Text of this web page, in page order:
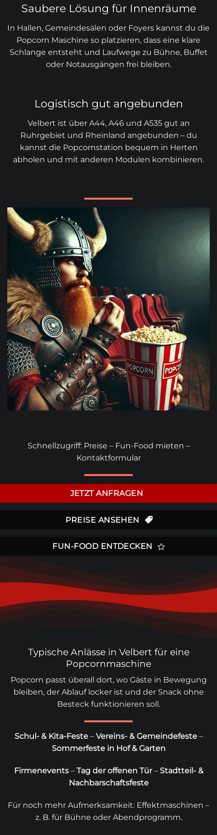
Saubere Lösung für Innenräume
In Hallen, Gemeindesälen oder Foyers kannst du die
Popcorn Maschine so platzieren, dass eine klare
Schlange entsteht und Laufwege zu Bühne, Buffet
oder Notausgängen frei bleiben.
Logistisch gut angebunden
Velbert ist über A44, A46 und A535 gut an
Ruhrgebiet und Rheinland angebunden – du
kannst die Popcornstation bequem in Herten
abholen und mit anderen Modulen kombinieren.
Schnellzugriff: Preise – Fun-Food mieten –
Kontaktformular
JETZT ANFRAGEN
PREISE ANSEHEN
FUN-FOOD ENTDECKEN
Typische Anlässe in Velbert für eine
Popcornmaschine
Popcorn passt überall dort, wo Gäste in Bewegung
bleiben, der Ablauf locker ist und der Snack ohne
Besteck funktionieren soll.
Schul- & Kita-Feste– Vereins- & Gemeindefeste–
Sommerfeste in Hof & Garten
Firmenevents– Tag der offenen Tür– Stadtteil- &
Nachbarschaftsfeste
Für noch mehr Aufmerksamkeit: Effektmaschinen –
z. B. für Bühne oder Abendprogramm.